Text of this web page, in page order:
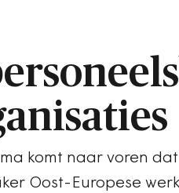
komt naar voren
Oost-Europese